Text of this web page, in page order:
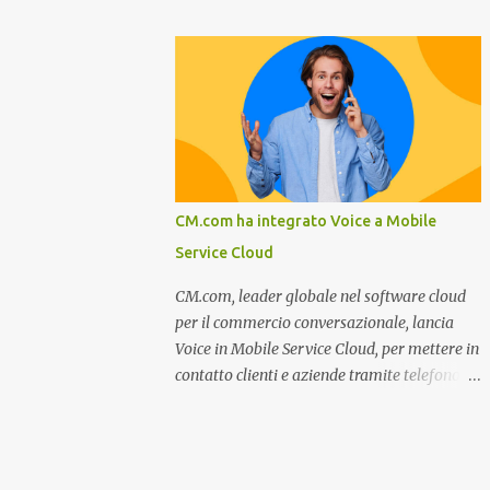
su come rispondere alle aspettative del c...
Novembre e per tutto il mese di Dicembre il
portale e motore di ricerca aziendale
caminisulweb.it , specializzato nel campo
degli impianti di riscaldamento, stufe e
camini, e fumisteria in generale offre la
registrazione gratuita a vantaggio di tutte le
aziende operanti nel settore. E’ possibile
infatti all’interno del sito inserire
gratuitamente i propri dati aziendali,
indirizzi, recapiti, recensione (che verrà
corretta, migliorata e modificata
all’occorrenza da redattori specializzati),
immagini dei prodotti e fino a un massimo
CM.com ha integrato Voice a Mobile
Service Cloud
CM.com, leader globale nel software cloud
per il commercio conversazionale, lancia
Voice in Mobile Service Cloud, per mettere in
contatto clienti e aziende tramite telefono e